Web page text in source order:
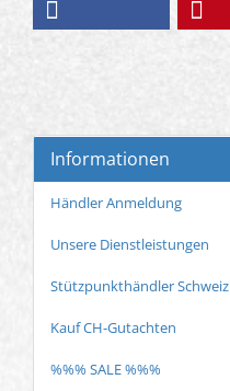
Informationen
Händler Anmeldung
Unsere Dienstleistungen
Stützpunkthändler Schweiz
Kauf CH-Gutachten
%%% SALE %%%